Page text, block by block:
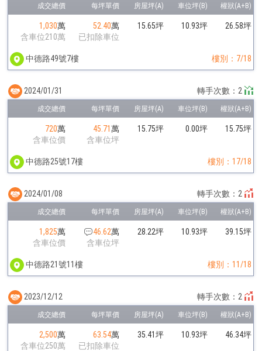
1,030萬
含車位210萬
52.40萬
已扣除車位
15.65坪 10.93坪 26.58坪
中德路49號7樓 樓別：7/18
720萬
含車位價
45.71萬
含車位坪
15.75坪 0.00坪 15.75坪
中德路25號17樓 樓別：17/18
2024/01/31 轉手次數：2
1,825萬
含車位價
46.62萬
含車位坪
28.22坪 10.93坪 39.15坪
中德路21號11樓 樓別：11/18
2024/01/08 轉手次數：2
2,500萬
含車位250萬
63.54萬
已扣除車位
35.41坪 10.93坪 46.34坪
2023/12/12 轉手次數：2